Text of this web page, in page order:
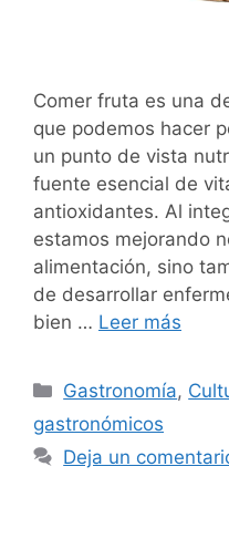
Comer fruta es una
que podemos hacer
un punto de vista
fuente esencial de
antioxidantes. Al
estamos mejorando
alimentación, sino
de desarrollar
bien … Leer más
Categorías
Gastronomía,
gastronómicos
Deja un